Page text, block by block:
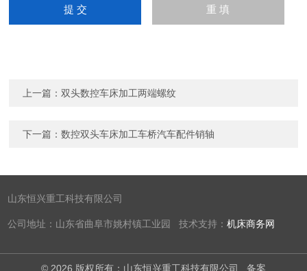
上一篇：双头数控车床加工两端螺纹
下一篇：数控双头车床加工车桥汽车配件销轴
山东恒兴重工科技有限公司
公司地址：山东省曲阜市姚村镇工业园 技术支持：机床商务网
© 2026 版权所有：山东恒兴重工科技有限公司 备案